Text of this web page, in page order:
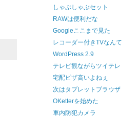
しゃぶしゃぶセット
RAWは便利だな
Googleここまで見た
レコーダー付きTVなんて
WordPress 2.9
テレビ観ながらツイテレ
宅配ピザ高いよねぇ
次はタブレットブラウザ
OKetterを始めた
車内防犯カメラ